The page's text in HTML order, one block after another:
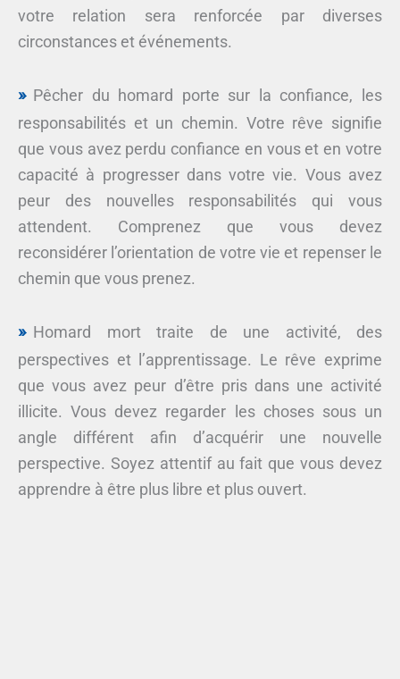
votre relation sera renforcée par diverses
circonstances et événements.
Pêcher du homard porte sur la confiance, les
responsabilités et un chemin. Votre rêve signifie
que vous avez perdu confiance en vous et en votre
capacité à progresser dans votre vie. Vous avez
peur des nouvelles responsabilités qui vous
attendent. Comprenez que vous devez
reconsidérer l’orientation de votre vie et repenser le
chemin que vous prenez.
Homard mort traite de une activité, des
perspectives et l’apprentissage. Le rêve exprime
que vous avez peur d’être pris dans une activité
illicite. Vous devez regarder les choses sous un
angle différent afin d’acquérir une nouvelle
perspective. Soyez attentif au fait que vous devez
apprendre à être plus libre et plus ouvert.